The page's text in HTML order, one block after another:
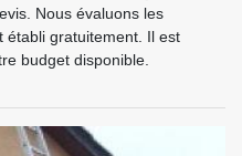
Nous évaluons les
établi gratuitement. Il est
budget disponible.